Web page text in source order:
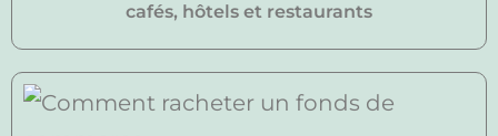
cafés, hôtels et restaurants